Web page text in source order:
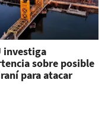
investiga
sobre posible
para atacar